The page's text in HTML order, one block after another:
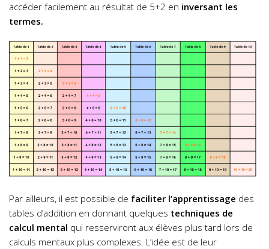
accéder facilement au résultat de 5+2 en inversant les
termes.
Par ailleurs, il est possible de faciliter l’apprentissage des
tables d’addition en donnant quelques techniques de
calcul mental qui resserviront aux élèves plus tard lors de
calculs mentaux plus complexes. L’idée est de leur